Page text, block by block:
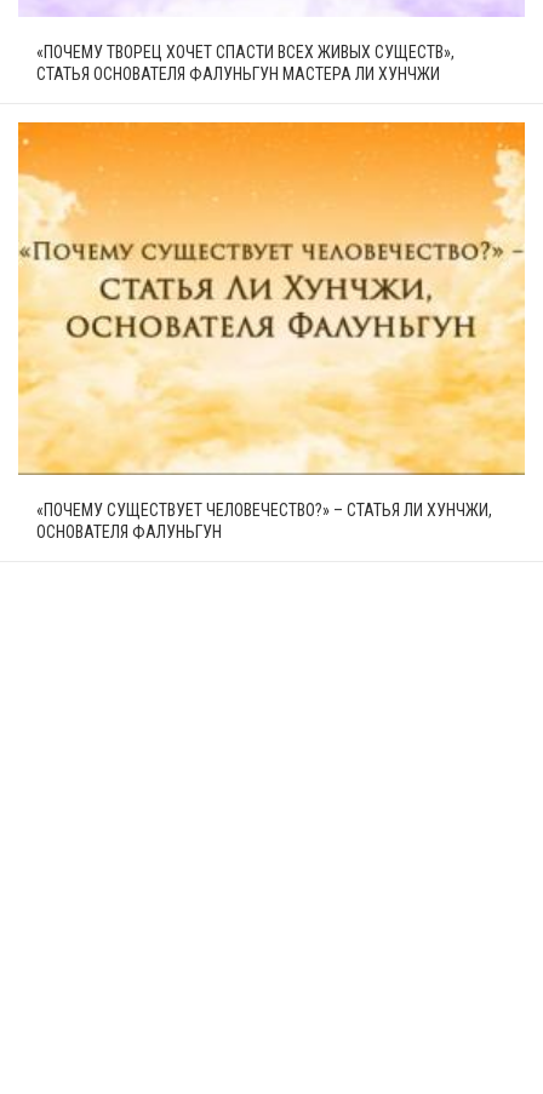
«ПОЧЕМУ ТВОРЕЦ ХОЧЕТ СПАСТИ ВСЕХ ЖИВЫХ СУЩЕСТВ»,
СТАТЬЯ ОСНОВАТЕЛЯ ФАЛУНЬГУН МАСТЕРА ЛИ ХУНЧЖИ
«ПОЧЕМУ СУЩЕСТВУЕТ ЧЕЛОВЕЧЕСТВО?» – СТАТЬЯ ЛИ ХУНЧЖИ,
ОСНОВАТЕЛЯ ФАЛУНЬГУН